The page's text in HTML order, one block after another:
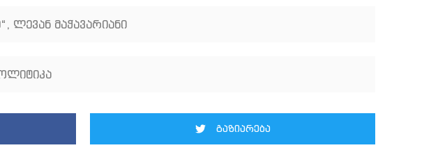
, ლევან მაჭავარიანი
გაზიარება